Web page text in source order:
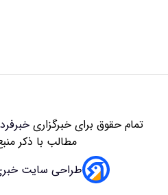
خبرفردامحفوظ است. استفاده از
با ذکر منبع آزاد است
خبری و خبرگزاری آسام